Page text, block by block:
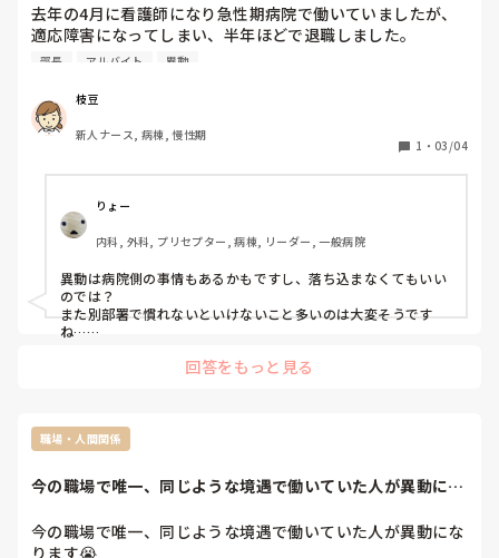
去年の4月に看護師になり急性期病院で働いていましたが、
適応障害になってしまい、半年ほどで退職しました。
そこから精神科通院やバイトをしながら病院探しをして、療
その病院には部署が2つあるのですが、2月25日頃、突然看
護部長に 3月からの異動を言い渡されました。
まだ看護師としてペーぺーで、且つ入職してまだ3ヶ月なの
部長 アルバイト 異動
枝豆
新人ナース, 病棟, 慢性期
1 ・ 03/04
りょー
内科, 外科, プリセプター, 病棟, リーダー, 一般病院
異動は病院側の事情もあるかもですし、落ち込まなくてもいい
のでは？
また別部署で慣れないといけないこと多いのは大変そうです
ね……
回答をもっと見る
職場・人間関係
今の職場で唯一、同じような境遇で働いていた人が異動にな
今の職場で唯一、同じような境遇で働いていた人が異動にな
ります😭